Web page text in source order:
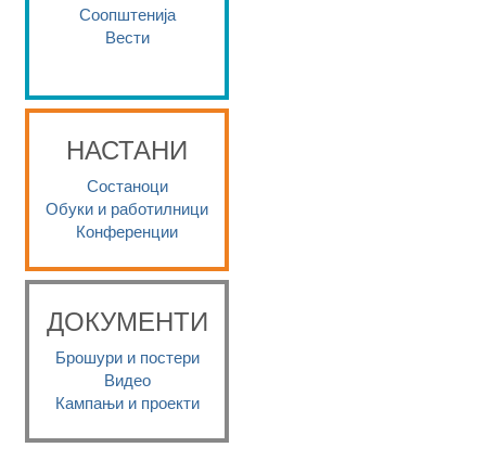
Соопштенија
Вести
НАСТАНИ
Состаноци
Обуки и работилници
Конференции
ДОКУМЕНТИ
Брошури и постери
Видео
Кампањи и проекти